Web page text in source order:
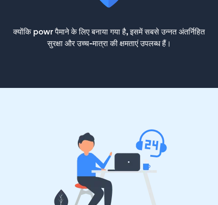
क्योंकि powr पैमाने के लिए बनाया गया है, इसमें सबसे उन्नत अंतर्निहित
सुरक्षा और उच्च-मात्रा की क्षमताएं उपलब्ध हैं।